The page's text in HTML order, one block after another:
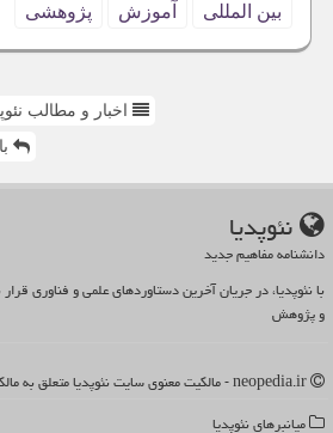
بین المللی
آموزش پژوهشی
اخبار و مطالب
نئوپدیا
دانشنامه مفاهیم جدید
با نئوپدیا، در جریان آخرین دستاوردهای علمی و فناوری
و پژوهش
میانبرهای نئوپدیا